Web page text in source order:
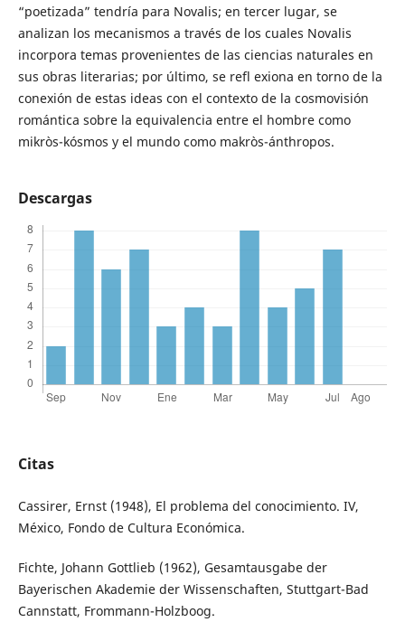
“poetizada” tendría para Novalis; en tercer lugar, se
analizan los mecanismos a través de los cuales Novalis
incorpora temas provenientes de las ciencias naturales en
sus obras literarias; por último, se refl exiona en torno de la
conexión de estas ideas con el contexto de la cosmovisión
romántica sobre la equivalencia entre el hombre como
mikròs-kósmos y el mundo como makròs-ánthropos.
Descargas
Citas
Cassirer, Ernst (1948), El problema del conocimiento. IV,
México, Fondo de Cultura Económica.
Fichte, Johann Gottlieb (1962), Gesamtausgabe der
Bayerischen Akademie der Wissenschaften, Stuttgart-Bad
Cannstatt, Frommann-Holzboog.